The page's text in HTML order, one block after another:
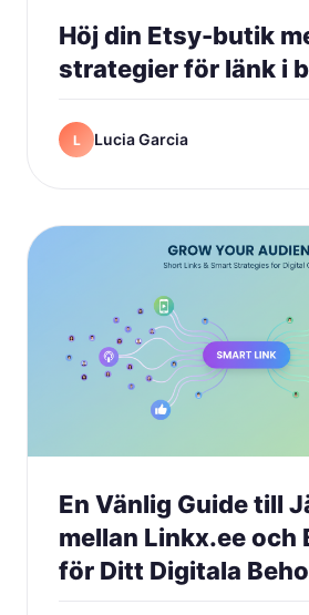
Höj din Etsy-butik
strategier för länk i
L Lucia Garcia
En Vänlig Guide till
mellan Linkx.ee och
för Ditt Digitala